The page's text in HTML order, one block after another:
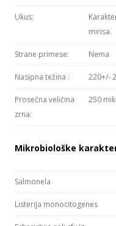
Ukus:
mirisa.
Strane primese: Nema
Nasipna težina : 220+/-
Prosečna veličina
zrna:
250
Mikrobiološke
Salmonela
Listerija monocitogenes